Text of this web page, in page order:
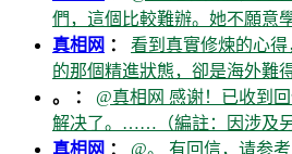
們，這個比較難辦。她不願意
真相网 ： 看到真實修煉的心
的那個精進狀態，卻是海外難
。 ： @真相网 感谢！已收到
解决了。……（編註：因涉及
真相网 ： @。 有回信，请参考